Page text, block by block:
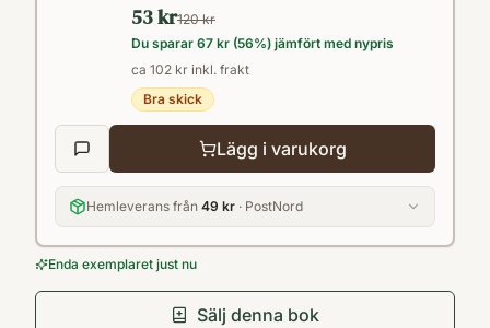
53 kr120 kr
Du sparar 67 kr (56%) jämfört med nypris
ca 102 kr inkl. frakt
Bra skick
Lägg i varukorg
Hemleverans från 49 kr · PostNord
Enda exemplaret just nu
Sälj denna bok